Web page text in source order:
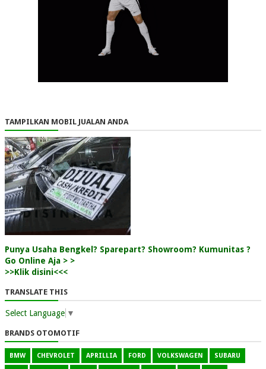
TAMPILKAN MOBIL JUALAN ANDA
Punya Usaha Bengkel? Sparepart? Showroom? Kumunitas ?
Go Online Aja > >
>>Klik disini<<<
TRANSLATE THIS
Select Language ▼
BRANDS OTOMOTIF
BMW CHEVROLET APRILLIA FORD VOLKSWAGEN SUBARU